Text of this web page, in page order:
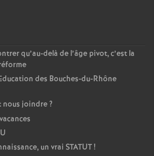
qu’au-delà de l’âge pivot, c’est la
des Bouches-du-Rhône
nous joindre?
un vrai STATUT!